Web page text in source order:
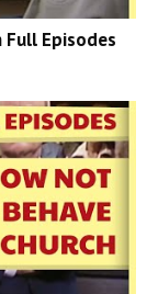
Full Episodes